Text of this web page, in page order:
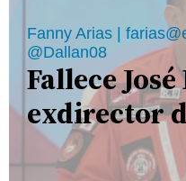
Fanny Arias |
@Dallan08
Fallece
exdirector